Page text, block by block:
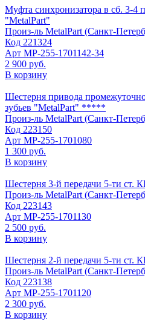
Муфта синхронизатора в сб. 3-4
"MetalPart"
Произ-ль MetalPart (Санкт-
Код 221324
Арт МР-255-1701142-34
2 900 руб.
В корзину
Шестерня привода
зубьев "MetalPart" *****
Произ-ль MetalPart (Санкт-
Код 223150
Арт МР-255-1701080
1 300 руб.
В корзину
Шестерня 3-й передачи 5-ти ст.
Произ-ль MetalPart (Санкт-
Код 223143
Арт МР-255-1701130
2 500 руб.
В корзину
Шестерня 2-й передачи 5-ти ст.
Произ-ль MetalPart (Санкт-
Код 223138
Арт МР-255-1701120
2 300 руб.
В корзину